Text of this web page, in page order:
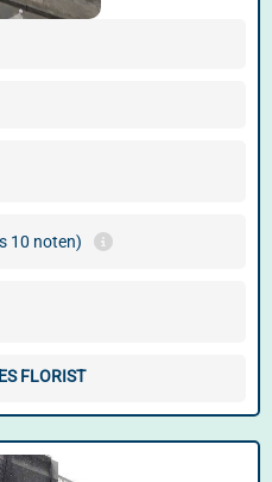
10 noten)
FLORIST